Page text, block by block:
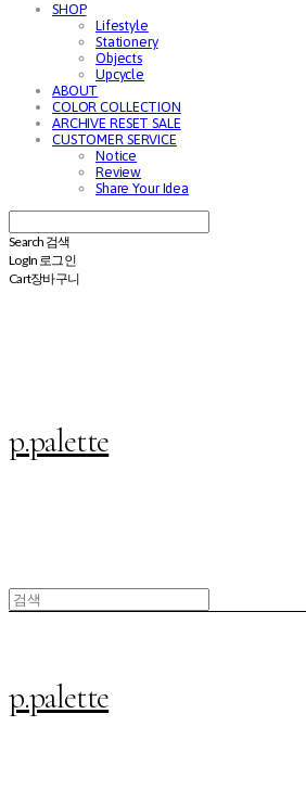
SHOP
Lifestyle
Stationery
Objects
Upcycle
ABOUT
COLOR COLLECTION
ARCHIVE RESET SALE
CUSTOMER SERVICE
Notice
Review
Share Your Idea
Search 검색
Log In 로그인
Cart장바구니
p.palette
p.palette